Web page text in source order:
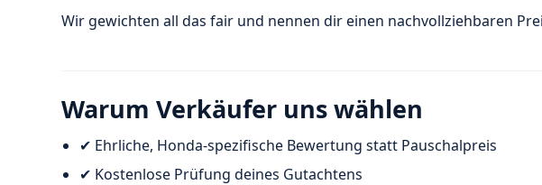
Wir gewichten all das fair und nennen dir einen nachvollziehbaren
Warum Verkäufer uns wählen
✔ Ehrliche, Honda-spezifische Bewertung statt Pauschalpreis
✔ Kostenlose Prüfung deines Gutachtens